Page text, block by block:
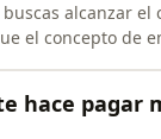
alcanzar el
el concepto de
hace pagar